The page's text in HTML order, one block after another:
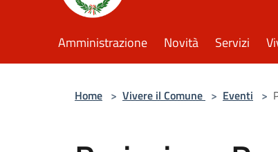
Amministrazione Novità Servizi
Home > Vivere il Comune > Eventi >